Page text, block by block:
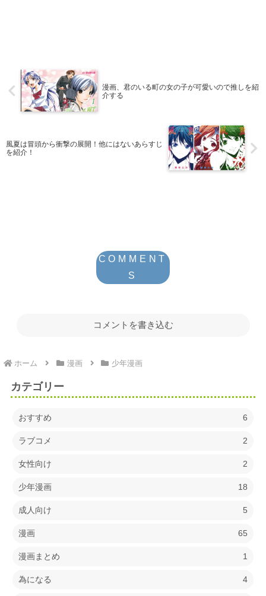
漫画、君のいる町の女の子が可愛いので推しを紹
介する
風夏は冒頭から衝撃の展開！他にはないあらすじ
を紹介！
コメントを書き込む
ホーム 漫画 少年漫画
カテゴリー
おすすめ 6
ラブコメ 2
女性向け 2
少年漫画 18
成人向け 5
漫画 65
漫画まとめ 1
為になる 4